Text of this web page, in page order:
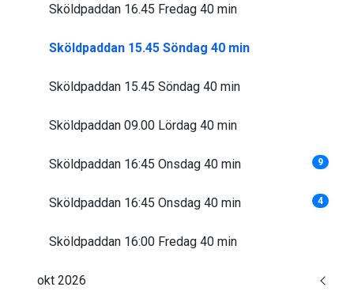
Sköldpaddan 16.45 Fredag 40 min
Sköldpaddan 15.45 Söndag 40 min
Sköldpaddan 15.45 Söndag 40 min
Sköldpaddan 09.00 Lördag 40 min
Sköldpaddan 16:45 Onsdag 40 min 9
Sköldpaddan 16:45 Onsdag 40 min 4
Sköldpaddan 16:00 Fredag 40 min
okt 2026